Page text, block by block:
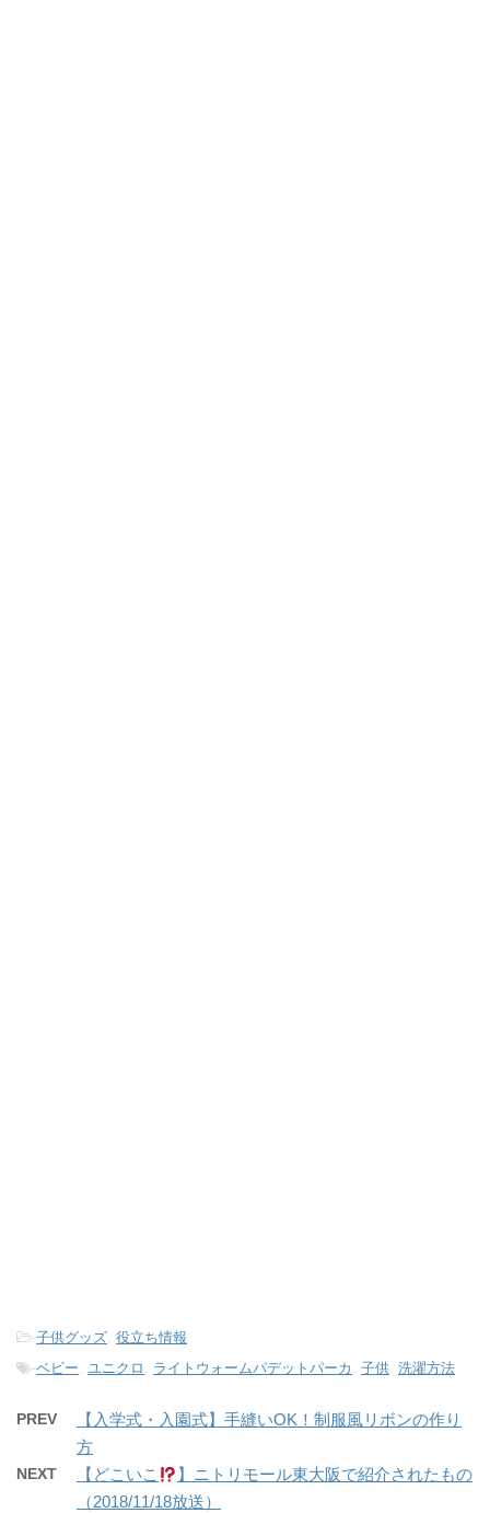
-子供グッズ, 役立ち情報
-ベビー, ユニクロ , ライトウォームパデットパーカ , 子供, 洗濯方法
PREV
【入学式・入園式】手縫いOK！制服風リボンの作り
方
NEXT 【どこいこ
】ニトリモール東大阪で紹介されたもの
（2018/11/18放送）